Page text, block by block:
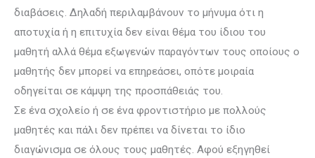
διαβάσεις. Δηλαδή περιλαμβάνουν το μήνυμα ότι η
αποτυχία ή η επιτυχία δεν είναι θέμα του ίδιου του
μαθητή αλλά θέμα εξωγενών παραγόντων τους οποίους ο
μαθητής δεν μπορεί να επηρεάσει, οπότε μοιραία
οδηγείται σε κάμψη της προσπάθειάς του.
Σε ένα σχολείο ή σε ένα φροντιστήριο με πολλούς
μαθητές και πάλι δεν πρέπει να δίνεται το ίδιο
διαγώνισμα σε όλους τους μαθητές. Αφού εξηγηθεί